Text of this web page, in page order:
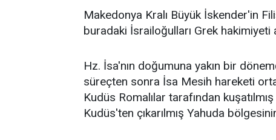
Makedonya Kralı Büyük İskender'in
buradaki İsrailoğulları Grek hakimiyeti
Hz. İsa'nın doğumuna yakın bir
süreçten sonra İsa Mesih hareketi
Kudüs Romalılar tarafından
Kudüs'ten çıkarılmış Yahuda